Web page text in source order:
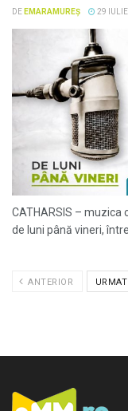
DE EMARAMUREȘ 29
CATHARSIS – muzica
de luni până vineri,
ANTERIOR